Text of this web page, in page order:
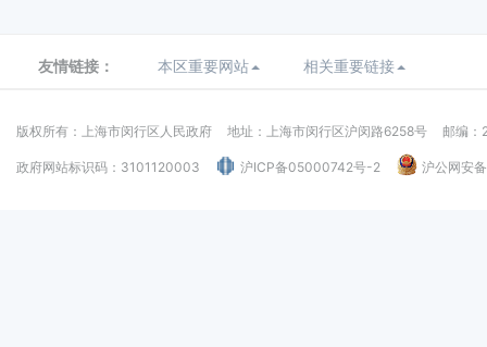
友情链接： 本区重要网站 相关重要链接
版权所有：上海市闵行区人民政府 地址：上海市闵行区沪闵路6258号 邮编：
政府网站标识码：3101120003 沪ICP备05000742号-2 沪公网安